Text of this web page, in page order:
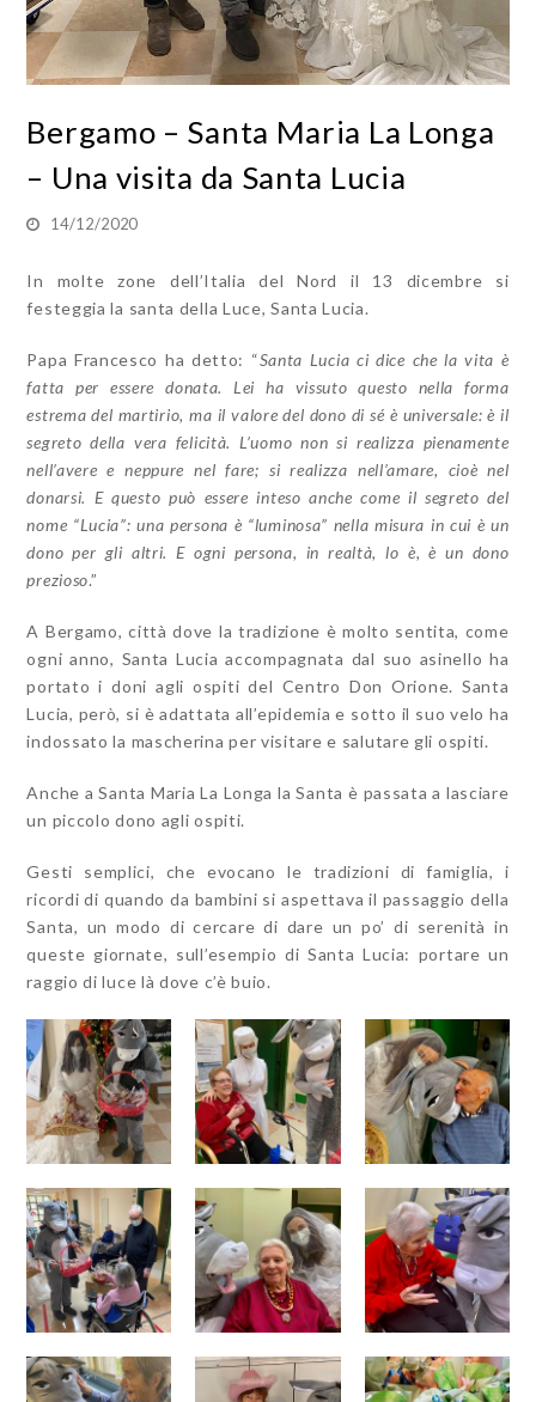
Bergamo – Santa Maria La Longa
– Una visita da Santa Lucia
14/12/2020
In molte zone dell’Italia del Nord il 13 dicembre si
festeggia la santa della Luce, Santa Lucia.
Papa Francesco ha detto: “Santa Lucia ci dice che la vita è
fatta per essere donata. Lei ha vissuto questo nella forma
estrema del martirio, ma il valore del dono di sé è universale: è il
segreto della vera felicità. L’uomo non si realizza pienamente
nell’avere e neppure nel fare; si realizza nell’amare, cioè nel
donarsi. E questo può essere inteso anche come il segreto del
nome “Lucia”: una persona è “luminosa” nella misura in cui è un
dono per gli altri. E ogni persona, in realtà, lo è, è un dono
prezioso.”
A Bergamo, città dove la tradizione è molto sentita, come
ogni anno, Santa Lucia accompagnata dal suo asinello ha
portato i doni agli ospiti del Centro Don Orione. Santa
Lucia, però, si è adattata all’epidemia e sotto il suo velo ha
indossato la mascherina per visitare e salutare gli ospiti.
Anche a Santa Maria La Longa la Santa è passata a lasciare
un piccolo dono agli ospiti.
Gesti semplici, che evocano le tradizioni di famiglia, i
ricordi di quando da bambini si aspettava il passaggio della
Santa, un modo di cercare di dare un po’ di serenità in
queste giornate, sull’esempio di Santa Lucia: portare un
raggio di luce là dove c’è buio.